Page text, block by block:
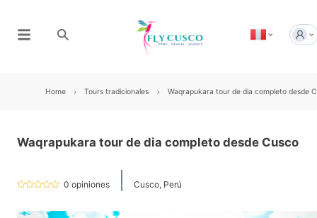
Home Tours tradicionales Waqrapukara tour de dia completo desde
Waqrapukara tour de dia completo desde Cusco
0 opiniones Cusco, Perú